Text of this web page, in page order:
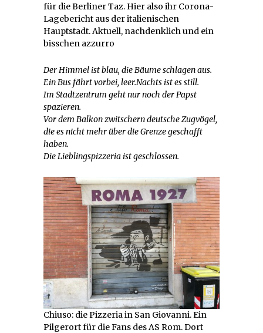
für die Berliner Taz. Hier also ihr Corona-
Lagebericht aus der italienischen
Hauptstadt. Aktuell, nachdenklich und ein
bisschen azzurro
Der Himmel ist blau, die Bäume schlagen aus.
Ein Bus fährt vorbei, leer.Nachts ist es still.
Im Stadtzentrum geht nur noch der Papst
spazieren.
Vor dem Balkon zwitschern deutsche Zugvögel,
die es nicht mehr über die Grenze geschafft
haben.
Die Lieblingspizzeria ist geschlossen.
Chiuso: die Pizzeria in San Giovanni. Ein
Pilgerort für die Fans des AS Rom. Dort